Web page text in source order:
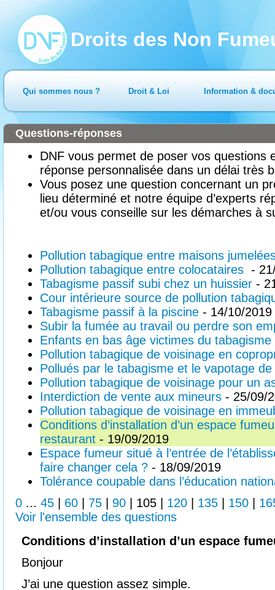
Droits des Non
Qui sommes nous ? Droit & Loi Information &
DNF vous permet de poser vos questions
réponse personnalisée dans un délai très
Vous posez une question concernant un
lieu déterminé et notre équipe d’experts
et/ou vous conseille sur les démarches à
Questions-réponses
Pollution tabagique entre maisons
Pollution tabagique entre colocataires -
Tabagisme passif subi chez un huissier -
Cour intérieure source de pollution
Tabagisme passif à la piscine - 14/10/2019
Subir la fumée au travail ou perdre son
Enfants en bas âge victimes du tabagisme
Pollution tabagique de voisinage en
Pollués par le tabagisme et le vapotage
Pollution tabagique de voisinage pour un
Interdiction de vente aux mineurs - 25/09/
Pollution tabagique de voisinage en
Conditions d’installation d’un espace
restaurant - 19/09/2019
Espace fumeur situé à l’entrée de
faire changer cela ? - 18/09/2019
Tolérance coupable dans l’éducation
0 ... 45 60 75 90 105 120 135 150
Voir l'ensemble des questions
Conditions d’installation d’un espace
Bonjour
J’ai une question assez simple.